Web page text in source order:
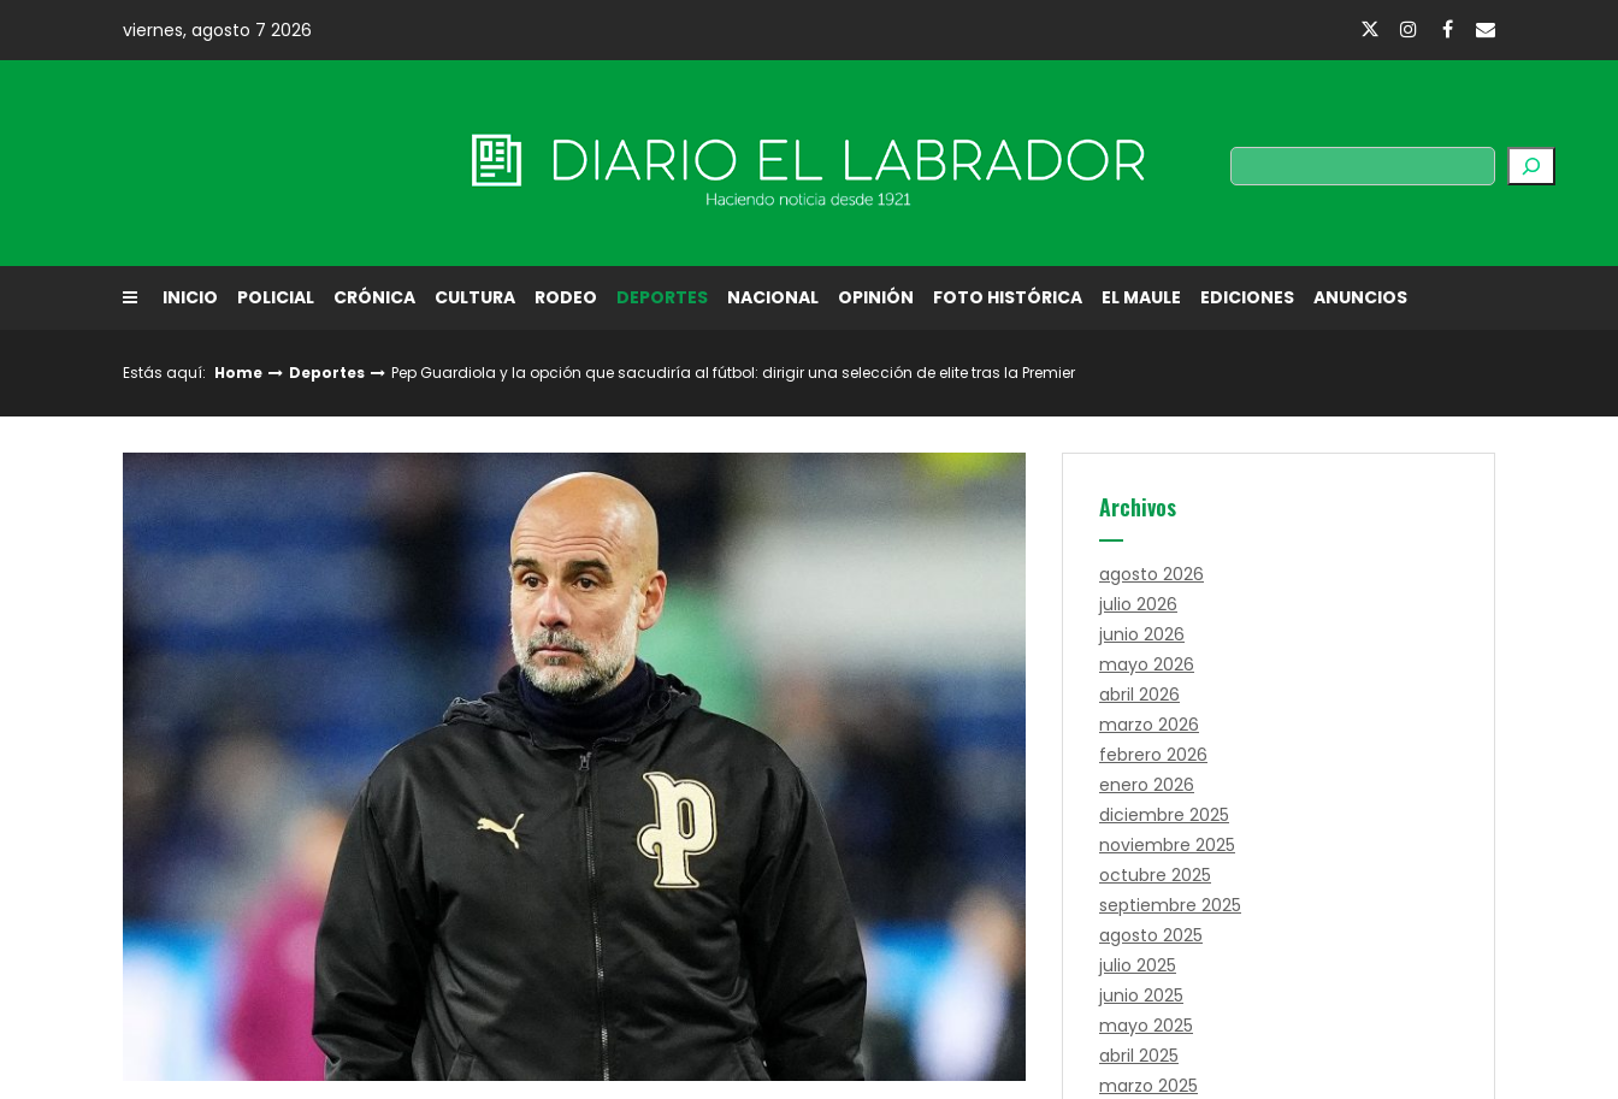
content
viernes, agosto 7 2026
Diario El Labrador Buscar
INICIO POLICIAL CRÓNICA CULTURA RODEO DEPORTES NACIONAL OPINIÓN FOTO HISTÓRICA EL MAULE EDICIONES ANUNCIOS
Estás aquí: Home Deportes Pep Guardiola y la opción que sacudiría al fútbol: dirigir una selección de elite tras la Premier
Archivos
agosto 2026
julio 2026
junio 2026
mayo 2026
abril 2026
marzo 2026
febrero 2026
enero 2026
diciembre 2025
noviembre 2025
octubre 2025
septiembre 2025
agosto 2025
julio 2025
junio 2025
mayo 2025
abril 2025
marzo 2025